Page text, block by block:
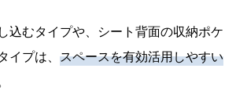
込むタイプや、シート背面の収納ポケ
イプは、 スペースを有効活用しやすい